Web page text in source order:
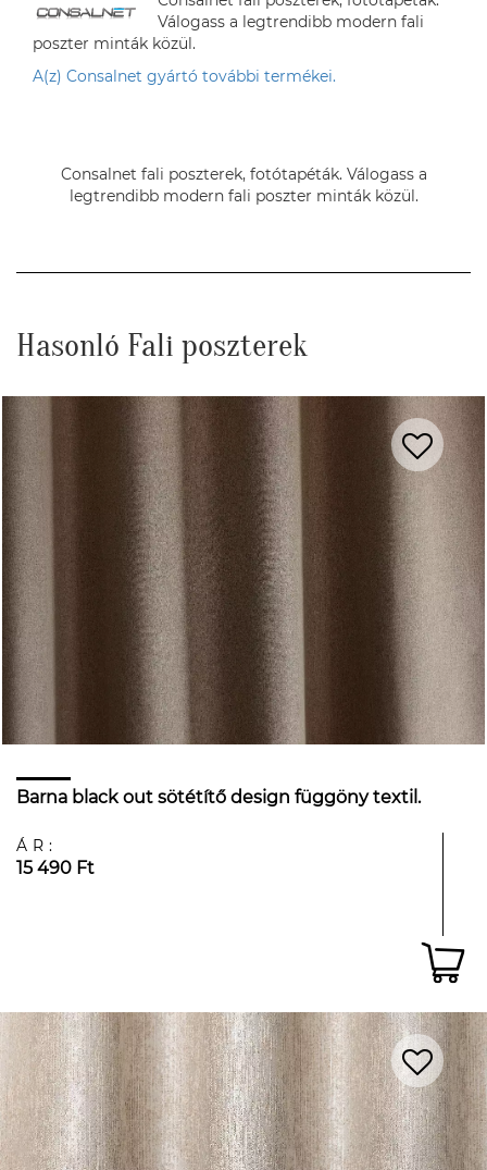
Válogass a legtrendibb modern fali
poszter minták közül.
A(z) Consalnet gyártó további termékei.
Consalnet fali poszterek, fotótapéták. Válogass a
legtrendibb modern fali poszter minták közül.
Hasonló Fali poszterek
Barna black out sötétítő design függöny textil.
ÁR:
15 490 Ft